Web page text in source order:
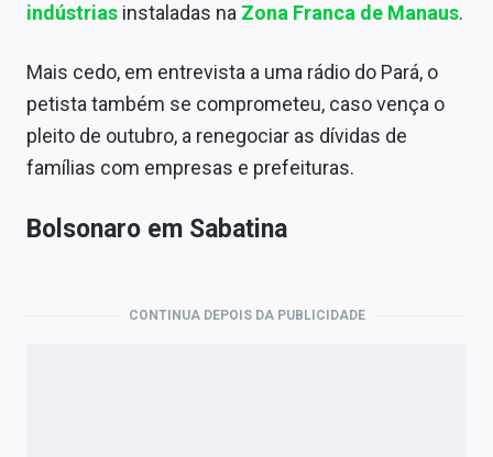
indústrias instaladas na Zona Franca de Manaus.
Mais cedo, em entrevista a uma rádio do Pará, o
petista também se comprometeu, caso vença o
pleito de outubro, a renegociar as dívidas de
famílias com empresas e prefeituras.
Bolsonaro em Sabatina
CONTINUA DEPOIS DA PUBLICIDADE